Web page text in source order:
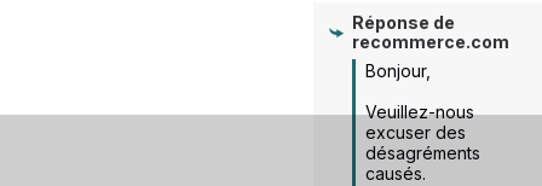
Réponse de
recommerce.com
Bonjour,
Veuillez-nous
excuser des
désagréments
causés.